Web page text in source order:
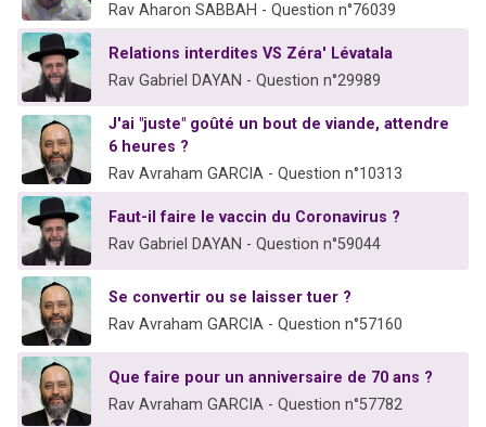
Rav Aharon SABBAH - Question n°76039
Relations interdites VS Zéra' Lévatala
Rav Gabriel DAYAN - Question n°29989
J'ai "juste" goûté un bout de viande, attendre
6 heures ?
Rav Avraham GARCIA - Question n°10313
Faut-il faire le vaccin du Coronavirus ?
Rav Gabriel DAYAN - Question n°59044
Se convertir ou se laisser tuer ?
Rav Avraham GARCIA - Question n°57160
Que faire pour un anniversaire de 70 ans ?
Rav Avraham GARCIA - Question n°57782